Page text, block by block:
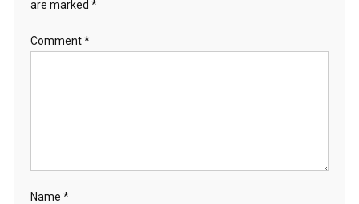
are marked *
Comment*
Name *